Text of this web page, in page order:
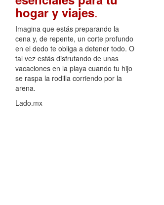
hogar y viajes.
Imagina que estás preparando la
cena y, de repente, un corte profundo
en el dedo te obliga a detener todo. O
tal vez estás disfrutando de unas
vacaciones en la playa cuando tu hijo
se raspa la rodilla corriendo por la
arena.
Lado.mx